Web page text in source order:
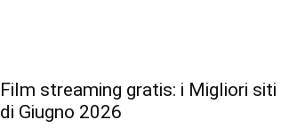
Film streaming gratis: i Migliori siti
di Giugno 2026